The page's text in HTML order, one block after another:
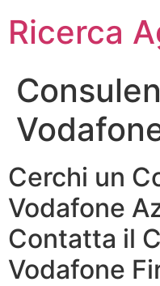
Ricerca
Cerchi un
Vodafone
Contatta il
Vodafone